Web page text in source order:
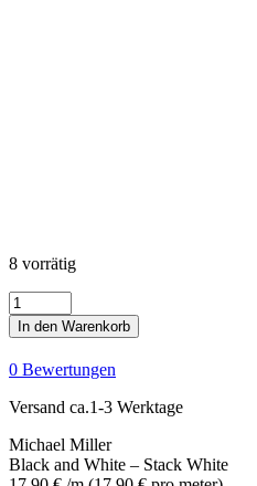
8 vorrätig
Black
and
White
-
Stack
White
Menge
In den Warenkorb
0 Bewertungen
Versand ca.1-3 Werktage
Michael Miller
Black and White – Stack White